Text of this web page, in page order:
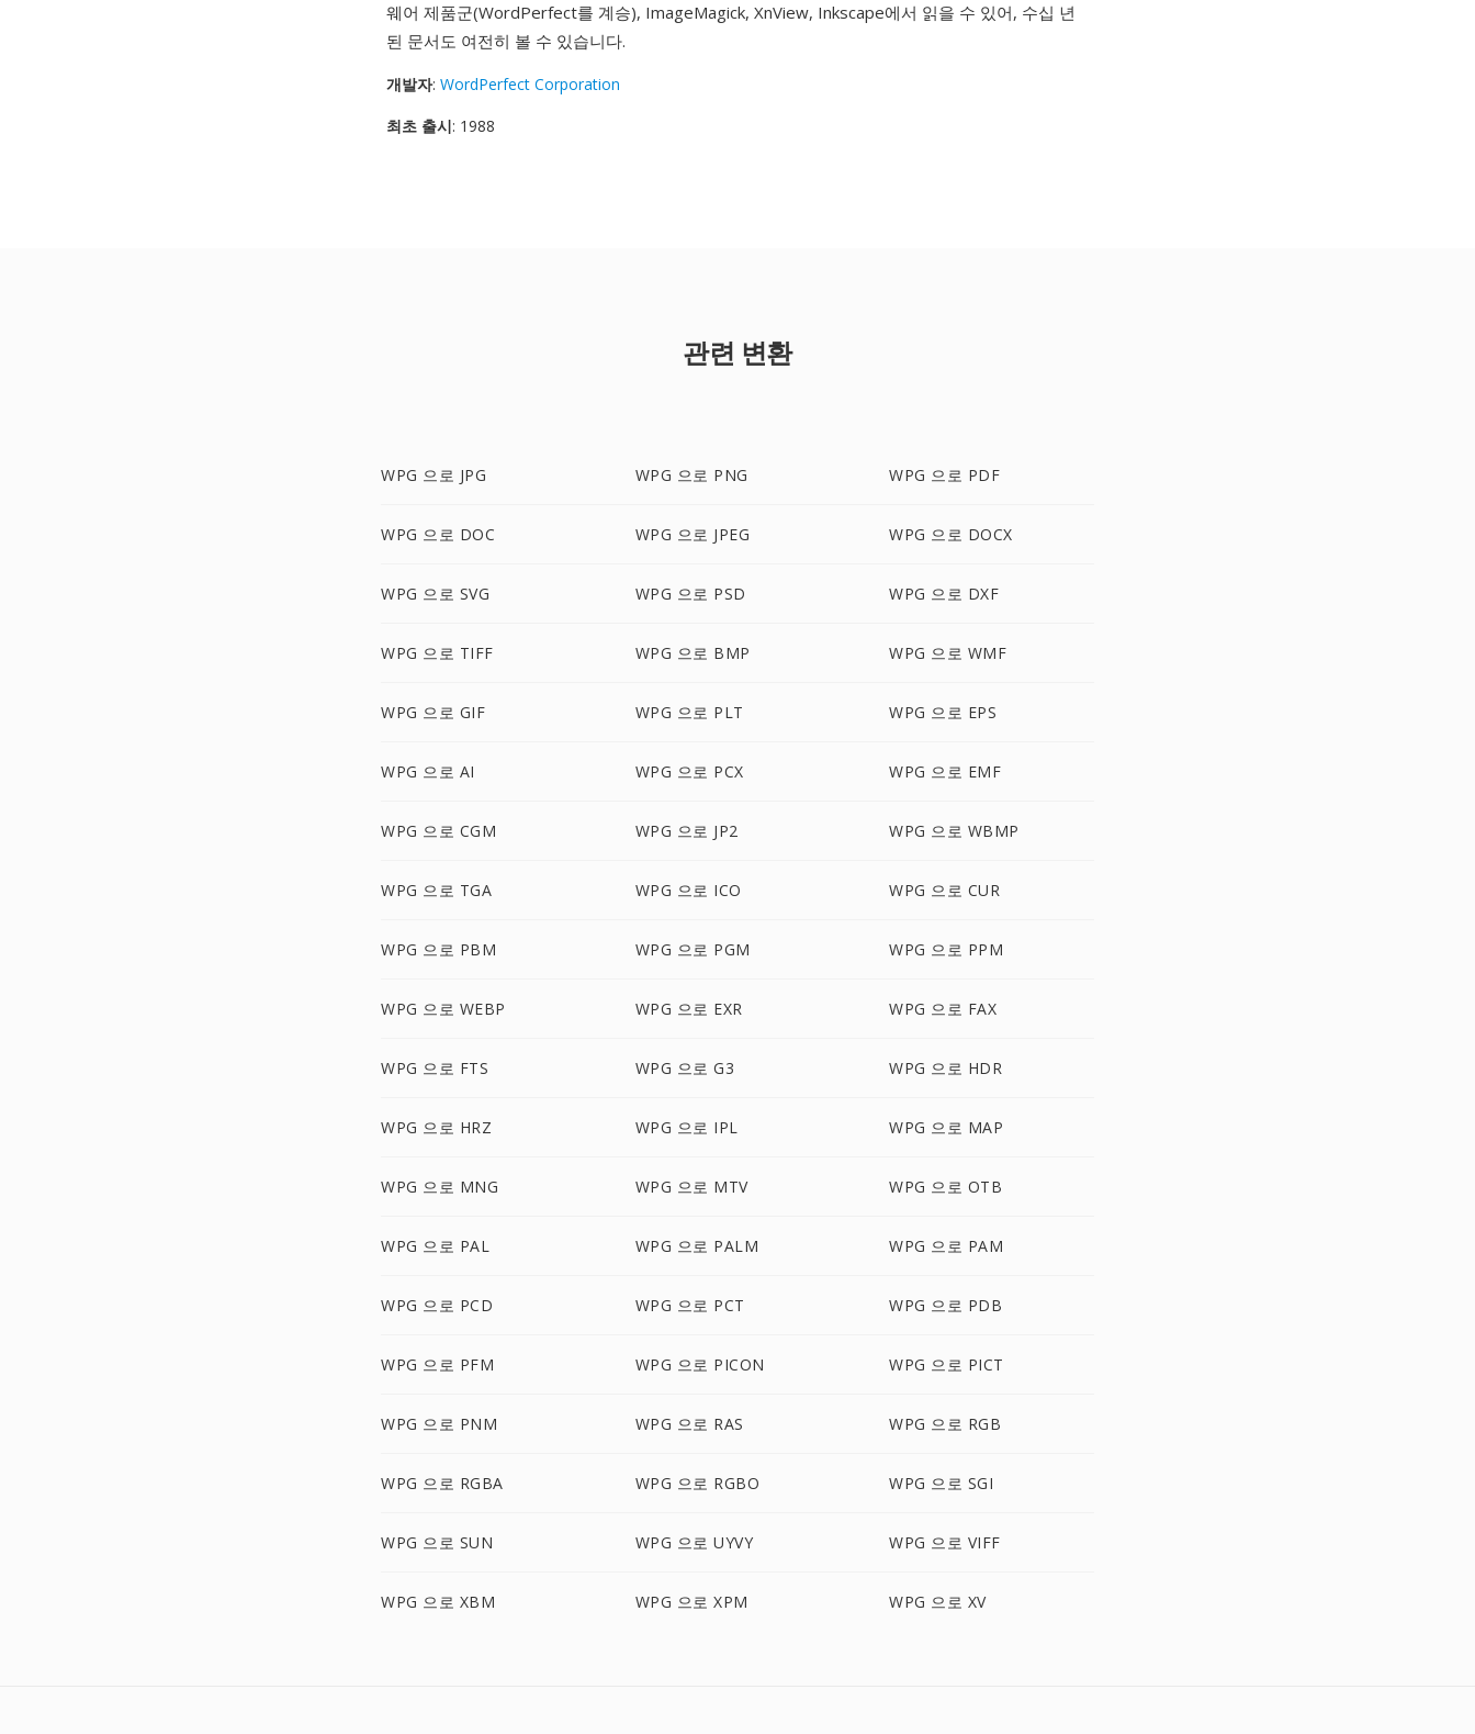
웨어 제품군(WordPerfect를 계승), ImageMagick, XnView, Inkscape에서 읽을 수 있어, 수십 년
된 문서도 여전히 볼 수 있습니다.
개발자: WordPerfect Corporation
최초 출시: 1988
관련 변환
WPG 으로 JPG WPG 으로 PNG WPG 으로 PDF
WPG 으로 DOC WPG 으로 JPEG WPG 으로 DOCX
WPG 으로 SVG WPG 으로 PSD WPG 으로 DXF
WPG 으로 TIFF WPG 으로 BMP WPG 으로 WMF
WPG 으로 GIF WPG 으로 PLT WPG 으로 EPS
WPG 으로 AI WPG 으로 PCX WPG 으로 EMF
WPG 으로 CGM WPG 으로 JP2 WPG 으로 WBMP
WPG 으로 TGA WPG 으로 ICO WPG 으로 CUR
WPG 으로 PBM WPG 으로 PGM WPG 으로 PPM
WPG 으로 WEBP WPG 으로 EXR WPG 으로 FAX
WPG 으로 FTS WPG 으로 G3 WPG 으로 HDR
WPG 으로 HRZ WPG 으로 IPL WPG 으로 MAP
WPG 으로 MNG WPG 으로 MTV WPG 으로 OTB
WPG 으로 PAL WPG 으로 PALM WPG 으로 PAM
WPG 으로 PCD WPG 으로 PCT WPG 으로 PDB
WPG 으로 PFM WPG 으로 PICON WPG 으로 PICT
WPG 으로 PNM WPG 으로 RAS WPG 으로 RGB
WPG 으로 RGBA WPG 으로 RGBO WPG 으로 SGI
WPG 으로 SUN WPG 으로 UYVY WPG 으로 VIFF
WPG 으로 XBM WPG 으로 XPM WPG 으로 XV